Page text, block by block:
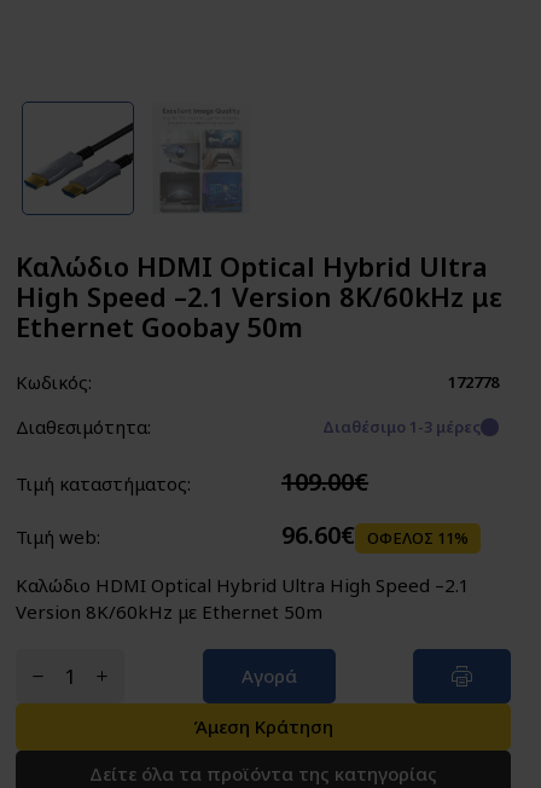
Καλώδιο HDMI Optical Hybrid Ultra
High Speed –2.1 Version 8K/60kHz με
Ethernet Goobay 50m
Κωδικός: 172778
Διαθεσιμότητα: Διαθέσιμο 1-3 μέρες
Τιμή καταστήματος: 109.00€
Τιμή web: 96.60€ ΟΦΕΛΟΣ 11%
Καλώδιο HDMI Optical Hybrid Ultra High Speed –2.1
Version 8K/60kHz με Ethernet 50m
Αγορά
Άμεση Κράτηση
Δείτε όλα τα προϊόντα της κατηγορίας